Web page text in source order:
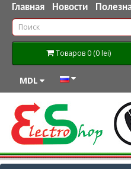
Главная Новости
Товаров 0 (0 lei)
MDL